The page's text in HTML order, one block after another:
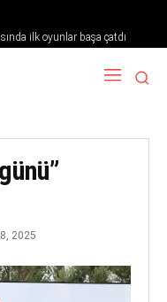
ilk oyunlar başa çatdı
2025